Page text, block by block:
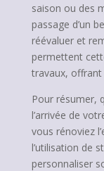
saison ou des
passage d’un
réévaluer et
permettent
travaux,
Pour résumer,
l’arrivée de
vous rénoviez
l’utilisation de
personnaliser